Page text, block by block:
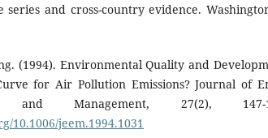
series and cross-country evidence.
(1994). Environmental Quality and
for Air Pollution Emissions? Journal of
and Management, 27(2),
10.1006/jeem.1994.1031